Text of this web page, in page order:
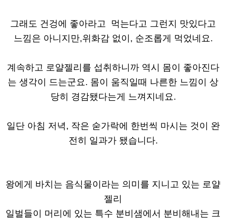
그래도 건겅에 좋아라고 먹는다고 그런지 맛있다고
느낌은 아니지만,위화감 없이, 순조롭게 먹었네요.
계속하고 로얄젤리를 섭취하니까 역시 몸이 좋아진다
는 생각이 드는군요. 몸이 움직일때 나른한 느낌이 상
당히 경감됐다는게 느껴지네요.
일단 아침 저녁, 작은 숟가락에 한번씩 마시는 것이 완
전히 일과가 됐습니다.
왕에게 바치는 음식물이라는 의미를 지니고 있는 로얄
젤리
일벌들이 머리에 있는 특수 분비샘에서 분비해내는 크